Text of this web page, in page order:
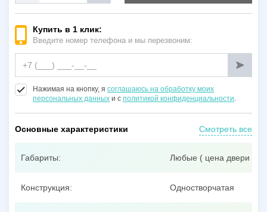
Купить в 1 клик:
Введите номер телефона и мы перезвоним:
Нажимая на кнопку, я соглашаюсь на обработку моих
персональных данных и с политикой конфиденциальности.
Основные характеристики Смотреть все
Габариты: Любые ( цена двери
Конструкция: Одностворчатая